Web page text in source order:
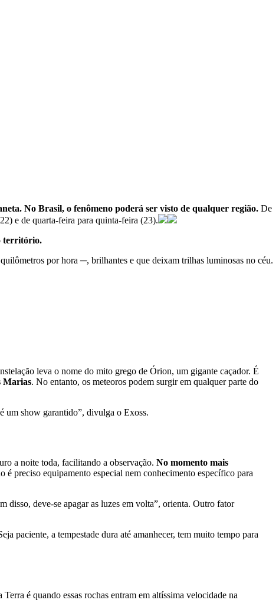
No Brasil, o fenômeno poderá ser visto de qualquer região. De
e de quarta-feira para quinta-feira (23).
território.
por hora ─, brilhantes e que deixam trilhas luminosas no céu.
leva o nome do mito grego de Órion, um gigante caçador. É
Marias. No entanto, os meteoros podem surgir em qualquer parte do
um show garantido”, divulga o Exoss.
a noite toda, facilitando a observação. No momento mais
é preciso equipamento especial nem conhecimento específico para
disso, deve-se apagar as luzes em volta”, orienta. Outro fator
paciente, a tempestade dura até amanhecer, tem muito tempo para
é quando essas rochas entram em altíssima velocidade na